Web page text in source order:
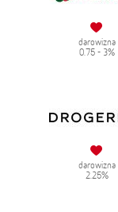
darowizna
0.75 - 3%
darowizna
2.25%